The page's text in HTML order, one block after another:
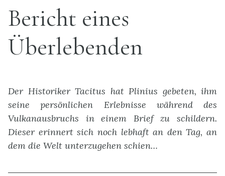
Bericht eines
Überlebenden
Der Historiker Tacitus hat Plinius gebeten, ihm
seine persönlichen Erlebnisse während des
Vulkanausbruchs in einem Brief zu schildern.
Dieser erinnert sich noch lebhaft an den Tag, an
dem die Welt unterzugehen schien…